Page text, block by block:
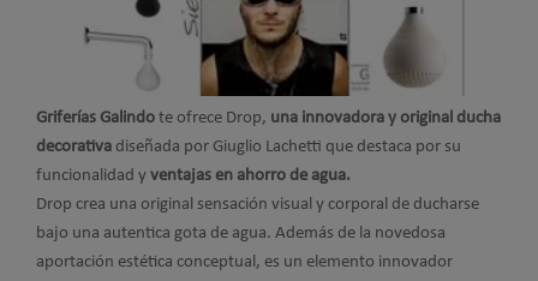
Griferías Galindo te ofrece Drop, una innovadora y original ducha
decorativa diseñada por Giuglio Lachetti que destaca por su
funcionalidad y ventajas en ahorro de agua.
Drop crea una original sensación visual y corporal de ducharse
bajo una autentica gota de agua. Además de la novedosa
aportación estética conceptual, es un elemento innovador